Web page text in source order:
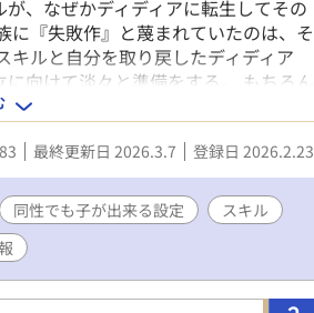
、なぜかディディアに転生してその
に『失敗作』と蔑まれていたのは、そ
ルと自分を取り戻したディディア
向けて淡々と準備をする。 もちろん
こないでいただけます？ 十万文字程
ス美人受け ※女性向けHOTランキン
12日間に渡り、ほとんど2〜5位と食
うございます……！｡ﾟ(ﾟ´Д`ﾟ)ﾟ｡ たく
の血肉になります……！(o´ω`o)あり
最終更新日 2026.3.7 登録日 2026.2.23
同性でも子が出来る設定
スキル